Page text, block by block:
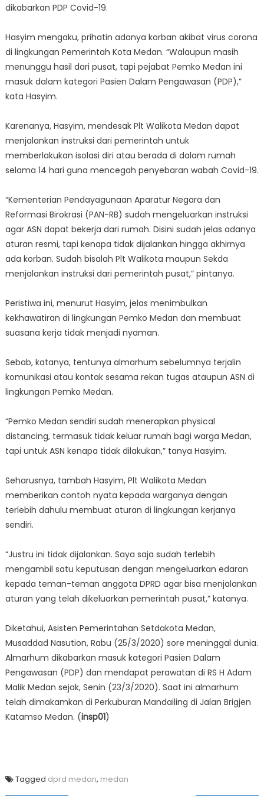
dikabarkan PDP Covid-19.
Hasyim mengaku, prihatin adanya korban akibat virus corona
di lingkungan Pemerintah Kota Medan. “Walaupun masih
menunggu hasil dari pusat, tapi pejabat Pemko Medan ini
masuk dalam kategori Pasien Dalam Pengawasan (PDP),”
kata Hasyim.
Karenanya, Hasyim, mendesak Plt Walikota Medan dapat
menjalankan instruksi dari pemerintah untuk
memberlakukan isolasi diri atau berada di dalam rumah
selama 14 hari guna mencegah penyebaran wabah Covid-19.
“Kementerian Pendayagunaan Aparatur Negara dan
Reformasi Birokrasi (PAN-RB) sudah mengeluarkan instruksi
agar ASN dapat bekerja dari rumah. Disini sudah jelas adanya
aturan resmi, tapi kenapa tidak dijalankan hingga akhirnya
ada korban. Sudah bisalah Plt Walikota maupun Sekda
menjalankan instruksi dari pemerintah pusat,” pintanya.
Peristiwa ini, menurut Hasyim, jelas menimbulkan
kekhawatiran di lingkungan Pemko Medan dan membuat
suasana kerja tidak menjadi nyaman.
Sebab, katanya, tentunya almarhum sebelumnya terjalin
komunikasi atau kontak sesama rekan tugas ataupun ASN di
lingkungan Pemko Medan.
“Pemko Medan sendiri sudah menerapkan physical
distancing, termasuk tidak keluar rumah bagi warga Medan,
tapi untuk ASN kenapa tidak dilakukan,” tanya Hasyim.
Seharusnya, tambah Hasyim, Plt Walikota Medan
memberikan contoh nyata kepada warganya dengan
terlebih dahulu membuat aturan di lingkungan kerjanya
sendiri.
“Justru ini tidak dijalankan. Saya saja sudah terlebih
mengambil satu keputusan dengan mengeluarkan edaran
kepada teman-teman anggota DPRD agar bisa menjalankan
aturan yang telah dikeluarkan pemerintah pusat,” katanya.
Diketahui, Asisten Pemerintahan Setdakota Medan,
Musaddad Nasution, Rabu (25/3/2020) sore meninggal dunia.
Almarhum dikabarkan masuk kategori Pasien Dalam
Pengawasan (PDP) dan mendapat perawatan di RS H Adam
Malik Medan sejak, Senin (23/3/2020). Saat ini almarhum
telah dimakamkan di Perkuburan Mandailing di Jalan Brigjen
Katamso Medan. (insp01)
Tagged dprd medan, medan